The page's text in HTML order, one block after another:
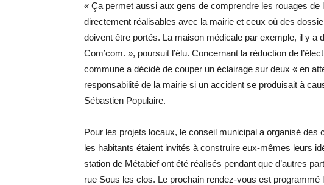
« Ça permet aussi aux gens de comprendre les rouages de
directement réalisables avec la mairie et ceux où des
doivent être portés. La maison médicale par exemple, il y a
Com’com. », poursuit l’élu. Concernant la réduction de
commune a décidé de couper un éclairage sur deux « en
responsabilité de la mairie si un accident se produisait à
Sébastien Populaire.
Pour les projets locaux, le conseil municipal a organisé
les habitants étaient invités à construire eux-mêmes leurs
station de Métabief ont été réalisés pendant que d’autres
rue Sous les clos. Le prochain rendez-vous est